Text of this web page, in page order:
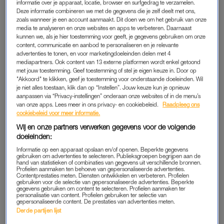
De verwarming ging omhoog, hij draaide hem weer omlaag.
Vervolgens ontkende hij dat hij eraan had gezeten. Alles moest
op nachttarief gebeuren. Wassen, drogen, huishoudelijke
taken. Onpraktisch met jonge kinderen, maar discussie was
zinloos. Toen ze eindelijk een wasdroger kreeg en bleek dat
die enkele weken later goedkoper werd aangeboden,werd hij
woedenden ze betaalde het verschil aan hem terug en zei
sorry.
FAMILIE WERD STRIJDPUNT
Dat patroon herhaalde zich voortdurend. Bij conflicten volgde
geen gesprek, maar stilte. Dagenlang niet praten. Niet
reageren. Niet kijken. Een vorm van geweld die geen bewijs
achterlaat, maar die iemand langzaam laat geloven dat zij het
probleem is.
Tijdenstwee zware zwangerschappen
informatie over je apparaat, locatie, browser en surfgedrag te verzamelen.
Deze informatie combineren we met de gegevens die je zelf deelt met ons,
zoals wanneer je een account aanmaakt. Dit doen we om het gebruik van onze
media te analyseren en onze websites en apps te verbeteren. Daarnaast
kunnen we, als je hier toestemming voor geeft, je gegevens gebruiken om onze
content, communicatie en aanbod te personaliseren en je relevante
advertenties te tonen, en voor marketingdoeleinden delen met 4
mediapartners. Ook content van 13 externe platformen wordt enkel getoond
met jouw toestemming. Geef toestemming of stel je eigen keuze in. Door op
"Akkoord" te klikken, geef je toestemming voor onderstaande doeleinden. Wil
je niet alles toestaan, klik dan op “Instellen”. Jouw keuze kun je opnieuw
aanpassen via “Privacy-instellingen” onderaan onze websites of in de menu’s
van onze apps. Lees meer in ons privacy- en cookiebeleid.
Raadpleeg ons
cookiebeleid voor meer informatie.
Wij en onze partners verwerken gegevens voor de volgende
doeleinden:
Informatie op een apparaat opslaan en/of openen. Beperkte gegevens
gebruiken om advertenties te selecteren. Publieksgroepen begrijpen aan de
hand van statistieken of combinaties van gegevens uit verschillende bronnen.
Profielen aanmaken ten behoeve van gepersonaliseerde advertenties.
Contentprestaties meten. Diensten ontwikkelen en verbeteren. Profielen
gebruiken voor de selectie van gepersonaliseerde advertenties. Beperkte
gegevens gebruiken om content te selecteren. Profielen aanmaken ter
personalisatie van content. Profielen gebruiken ter selectie van
gepersonaliseerde content. De prestaties van advertenties meten.
Derde partijen lijst